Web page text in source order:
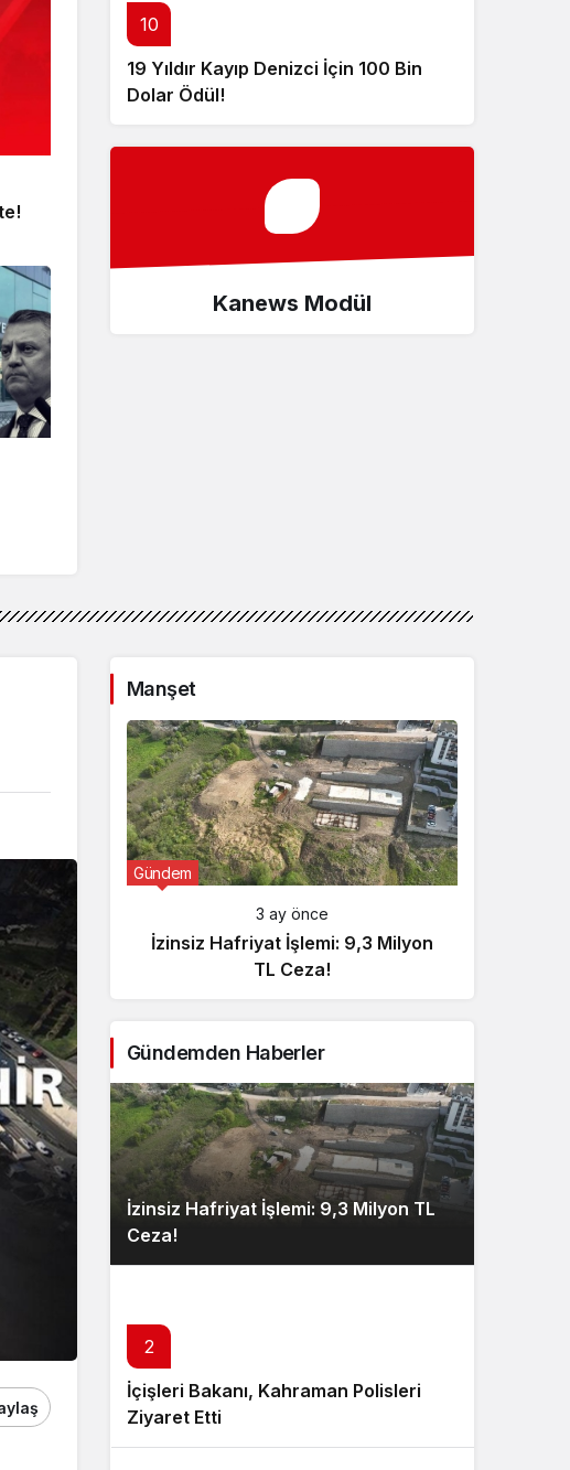
10
19 Yıldır Kayıp Denizci İçin 100 Bin
Dolar Ödül!
Kanews Modül
Manşet
Gündem
3 ay önce
İzinsiz Hafriyat İşlemi: 9,3 Milyon
TL Ceza!
Gündemden Haberler
İzinsiz Hafriyat İşlemi: 9,3 Milyon TL
Ceza!
2
İçişleri Bakanı, Kahraman Polisleri
Ziyaret Etti